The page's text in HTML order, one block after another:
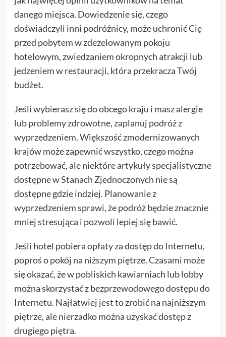
danego miejsca. Dowiedzenie się, czego
doświadczyli inni podróżnicy, może uchronić Cię
przed pobytem w zdezelowanym pokoju
hotelowym, zwiedzaniem okropnych atrakcji lub
jedzeniem w restauracji, która przekracza Twój
budżet.
Jeśli wybierasz się do obcego kraju i masz alergie
lub problemy zdrowotne, zaplanuj podróż z
wyprzedzeniem. Większość zmodernizowanych
krajów może zapewnić wszystko, czego można
potrzebować, ale niektóre artykuły specjalistyczne
dostępne w Stanach Zjednoczonych nie są
dostępne gdzie indziej. Planowanie z
wyprzedzeniem sprawi, że podróż będzie znacznie
mniej stresująca i pozwoli lepiej się bawić.
Jeśli hotel pobiera opłaty za dostęp do Internetu,
poproś o pokój na niższym piętrze. Czasami może
się okazać, że w pobliskich kawiarniach lub lobby
można skorzystać z bezprzewodowego dostępu do
Internetu. Najłatwiej jest to zrobić na najniższym
piętrze, ale nierzadko można uzyskać dostęp z
drugiego piętra.